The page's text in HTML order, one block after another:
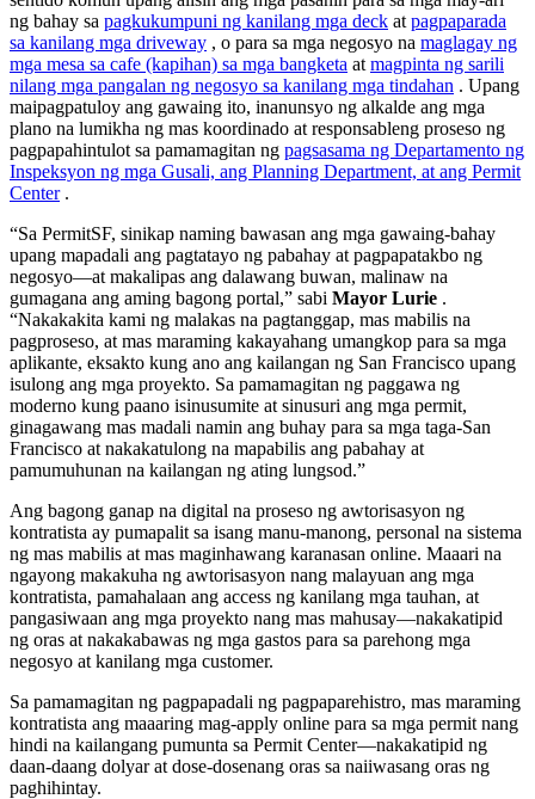
ng bahay sa pagkukumpuni ng kanilang mga deck at pagpaparada
sa kanilang mga driveway , o para sa mga negosyo na maglagay ng
mga mesa sa cafe (kapihan) sa mga bangketa at magpinta ng sarili
nilang mga pangalan ng negosyo sa kanilang mga tindahan . Upang
maipagpatuloy ang gawaing ito, inanunsyo ng alkalde ang mga
plano na lumikha ng mas koordinado at responsableng proseso ng
pagpapahintulot sa pamamagitan ng pagsasama ng Departamento ng
Inspeksyon ng mga Gusali, ang Planning Department, at ang Permit
Center.
“Sa PermitSF, sinikap naming bawasan ang mga gawaing-bahay
upang mapadali ang pagtatayo ng pabahay at pagpapatakbo ng
negosyo—at makalipas ang dalawang buwan, malinaw na
gumagana ang aming bagong portal,” sabi Mayor Lurie .
“Nakakakita kami ng malakas na pagtanggap, mas mabilis na
pagproseso, at mas maraming kakayahang umangkop para sa mga
aplikante, eksakto kung ano ang kailangan ng San Francisco upang
isulong ang mga proyekto. Sa pamamagitan ng paggawa ng
moderno kung paano isinusumite at sinusuri ang mga permit,
ginagawang mas madali namin ang buhay para sa mga taga-San
Francisco at nakakatulong na mapabilis ang pabahay at
pamumuhunan na kailangan ng ating lungsod.”
Ang bagong ganap na digital na proseso ng awtorisasyon ng
kontratista ay pumapalit sa isang manu-manong, personal na sistema
ng mas mabilis at mas maginhawang karanasan online. Maaari na
ngayong makakuha ng awtorisasyon nang malayuan ang mga
kontratista, pamahalaan ang access ng kanilang mga tauhan, at
pangasiwaan ang mga proyekto nang mas mahusay—nakakatipid
ng oras at nakakabawas ng mga gastos para sa parehong mga
negosyo at kanilang mga customer.
Sa pamamagitan ng pagpapadali ng pagpaparehistro, mas maraming
kontratista ang maaaring mag-apply online para sa mga permit nang
hindi na kailangang pumunta sa Permit Center—nakakatipid ng
daan-daang dolyar at dose-dosenang oras sa naiiwasang oras ng
paghihintay.